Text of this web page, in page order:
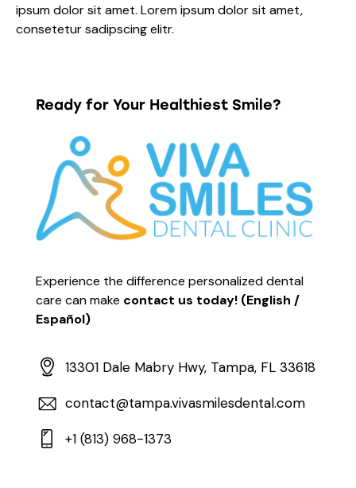
ipsum dolor sit amet. Lorem ipsum dolor sit amet,
consetetur sadipscing elitr.
Ready for Your Healthiest Smile?
Experience the difference personalized dental
care can make contact us today! (English /
Español)
13301 Dale Mabry Hwy, Tampa, FL 33618
contact@tampa.vivasmilesdental.com
+1 (813) 968-1373